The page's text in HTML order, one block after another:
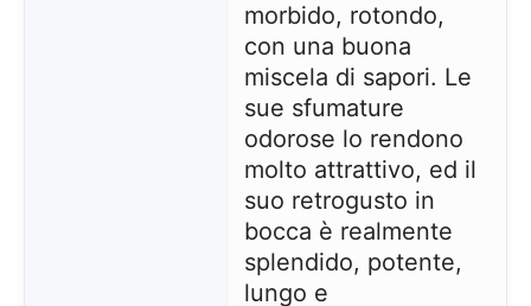
morbido, rotondo,
con una buona
miscela di sapori. Le
sue sfumature
odorose lo rendono
molto attrattivo, ed il
suo retrogusto in
bocca è realmente
splendido, potente,
lungo e